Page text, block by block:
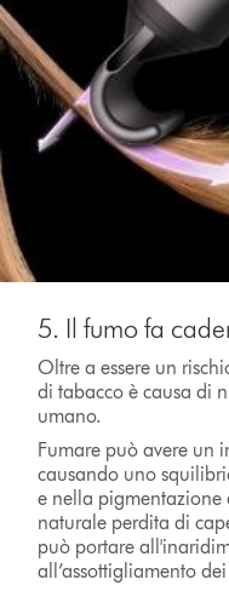
5. Il fumo fa
Oltre a essere un
di tabacco è causa di
umano.
Fumare può avere un
causando uno
e nella
naturale perdita di
può portare
all’assottigliamento